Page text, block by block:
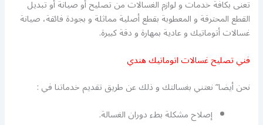
تعنى بكافة خدمات و لوازم الغسالات من تصليح أو صيانة أو تبديل
القطع المحترقة و المعطوبة بقطع أصلية مماثلة و بجودة فائقة، صيانة
غسالات أتوماتيك و عادية بمهارة و دقة كبيرة.
فني تصليح غسالات اتوماتيك هندي
نحن أيضا” نعتني بغسالتك و ذلك عن طريق تقديم خدماتنا في :
إصلاح مشكلة بطء دوران الغسالة.